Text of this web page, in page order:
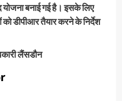
बनाई गई है। इसके लिए
को डीपीआर तैयार करने के निर्देश
लैंसडौन